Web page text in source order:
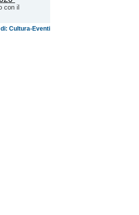
con il
Cultura-Eventi